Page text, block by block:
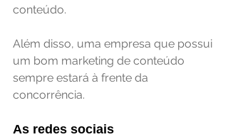
conteúdo.
Além disso, uma empresa que possui
um bom marketing de conteúdo
sempre estará à frente da
concorrência.
As redes sociais